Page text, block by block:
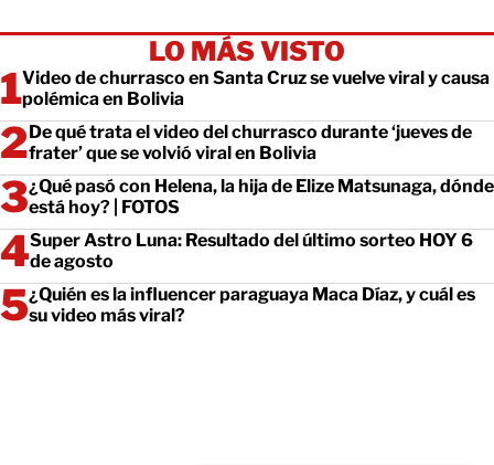
LO MÁS VISTO
Video de churrasco en Santa Cruz se vuelve viral y causa
polémica en Bolivia
De qué trata el video del churrasco durante ‘jueves de
frater’ que se volvió viral en Bolivia
¿Qué pasó con Helena, la hija de Elize Matsunaga, dónde
está hoy? | FOTOS
Super Astro Luna: Resultado del último sorteo HOY 6
de agosto
¿Quién es la influencer paraguaya Maca Díaz, y cuál es
su video más viral?